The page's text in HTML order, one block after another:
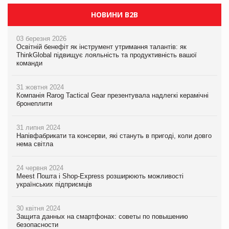
НОВИНИ B2B
03 березня 2026
Освітній бенефіт як інструмент утримання талантів: як
ThinkGlobal підвищує лояльність та продуктивність вашої
команди
31 жовтня 2024
Компанія Rarog Tactical Gear презентувала надлегкі керамічні
бронеплити
31 липня 2024
Напівфабрикати та консерви, які стануть в пригоді, коли довго
нема світла
24 червня 2024
Meest Пошта і Shop-Express розширюють можливості
українських підприємців
30 квітня 2024
Защита данных на смартфонах: советы по повышению
безопасности